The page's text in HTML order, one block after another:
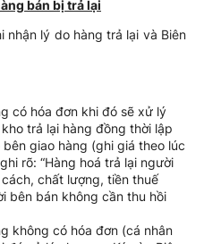
bán bị trả lại
nhận lý do hàng trả lại và Biên
có hóa đơn khi đó sẽ xử lý
trả lại hàng đồng thời lập
giao hàng (ghi giá theo lúc
rõ: “Hàng hoá trả lại người
chất lượng, tiền thuế
bên bán không cần thu hồi
không có hóa đơn (cá nhân